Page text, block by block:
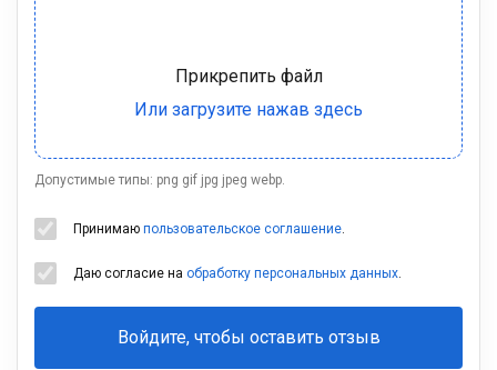
Допустимые типы: png gif jpg jpeg webp.
Принимаю пользовательское соглашение.
Даю согласие на обработку персональных данных.
Войдите, чтобы оставить отзыв